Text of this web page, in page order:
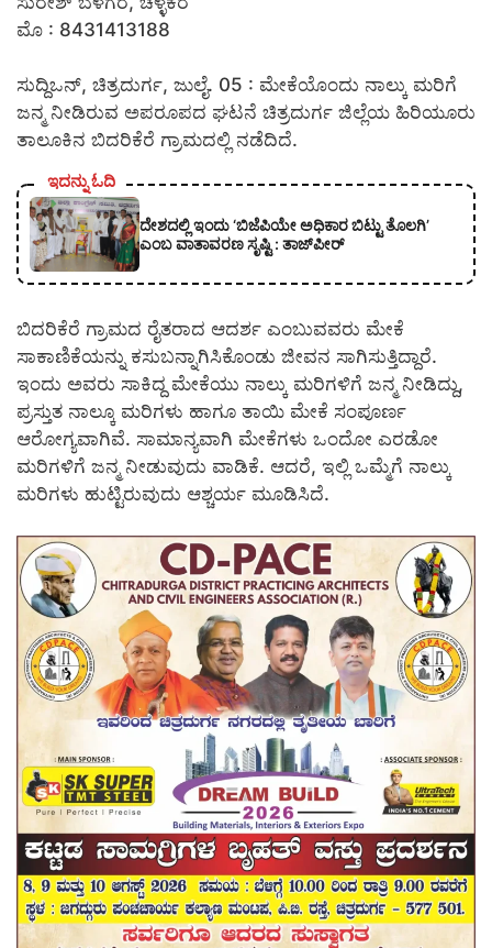
ಮೊ : 8431413188
ಸುದ್ದಿಒನ್, ಚಿತ್ರದುರ್ಗ, ಜುಲೈ. 05 : ಮೇಕೆಯೊಂದು ನಾಲ್ಕು ಮರಿಗೆ
ಜನ್ಮ ನೀಡಿರುವ ಅಪರೂಪದ ಘಟನೆ ಚಿತ್ರದುರ್ಗ ಜಿಲ್ಲೆಯ ಹಿರಿಯೂರು
ತಾಲೂಕಿನ ಬಿದರಿಕೆರೆ ಗ್ರಾಮದಲ್ಲಿ ನಡೆದಿದೆ.
ಇದನ್ನು ಓದಿ
ದೇಶದಲ್ಲಿ ಇಂದು ‘ಬಿಜೆಪಿಯೇ ಅಧಿಕಾರ ಬಿಟ್ಟು ತೊಲಗಿ’
ಎಂಬ ವಾತಾವರಣ ಸೃಷ್ಟಿ : ತಾಜ್‌ಪೀರ್
ಬಿದರಿಕೆರೆ ಗ್ರಾಮದ ರೈತರಾದ ಆದರ್ಶ ಎಂಬುವವರು ಮೇಕೆ
ಸಾಕಾಣಿಕೆಯನ್ನು ಕಸುಬನ್ನಾಗಿಸಿಕೊಂಡು ಜೀವನ ಸಾಗಿಸುತ್ತಿದ್ದಾರೆ.
ಇಂದು ಅವರು ಸಾಕಿದ್ದ ಮೇಕೆಯು ನಾಲ್ಕು ಮರಿಗಳಿಗೆ ಜನ್ಮ ನೀಡಿದ್ದು,
ಪ್ರಸ್ತುತ ನಾಲ್ಕೂ ಮರಿಗಳು ಹಾಗೂ ತಾಯಿ ಮೇಕೆ ಸಂಪೂರ್ಣ
ಆರೋಗ್ಯವಾಗಿವೆ. ಸಾಮಾನ್ಯವಾಗಿ ಮೇಕೆಗಳು ಒಂದೋ ಎರಡೋ
ಮರಿಗಳಿಗೆ ಜನ್ಮ ನೀಡುವುದು ವಾಡಿಕೆ. ಆದರೆ, ಇಲ್ಲಿ ಒಮ್ಮೆಗೆ ನಾಲ್ಕು
ಮರಿಗಳು ಹುಟ್ಟಿರುವುದು ಆಶ್ಚರ್ಯ ಮೂಡಿಸಿದೆ.